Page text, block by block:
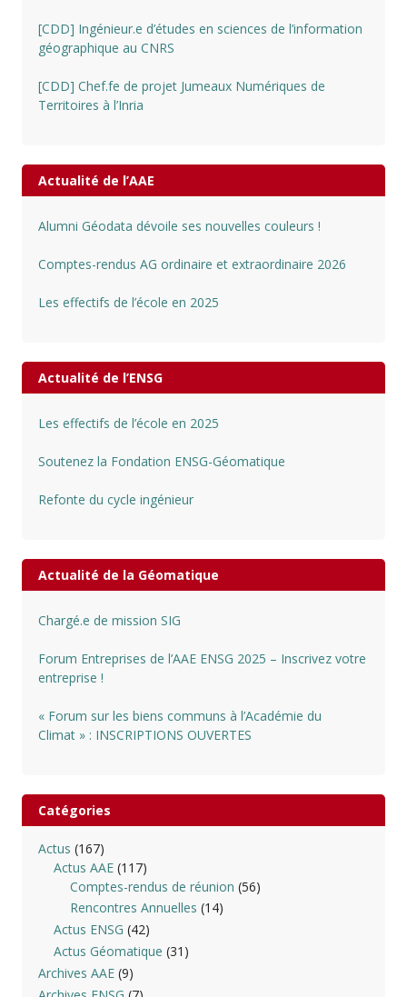
[CDD] Ingénieur.e d’études en sciences de l’information
géographique au CNRS
[CDD] Chef.fe de projet Jumeaux Numériques de
Territoires à l’Inria
Actualité de l’AAE
Alumni Géodata dévoile ses nouvelles couleurs !
Comptes-rendus AG ordinaire et extraordinaire 2026
Les effectifs de l’école en 2025
Actualité de l’ENSG
Les effectifs de l’école en 2025
Soutenez la Fondation ENSG-Géomatique
Refonte du cycle ingénieur
Actualité de la Géomatique
Chargé.e de mission SIG
Forum Entreprises de l’AAE ENSG 2025 – Inscrivez votre
entreprise !
« Forum sur les biens communs à l’Académie du
Climat » : INSCRIPTIONS OUVERTES
Catégories
Actus (167)
Actus AAE (117)
Comptes-rendus de réunion (56)
Rencontres Annuelles (14)
Actus ENSG (42)
Actus Géomatique (31)
Archives AAE(9)